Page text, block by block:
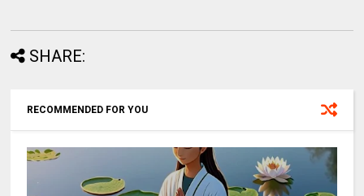
SHARE:
RECOMMENDED FOR YOU